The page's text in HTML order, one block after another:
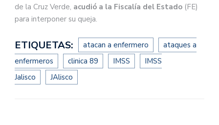
de la Cruz Verde, acudió a la Fiscalía del Estado (FE)
para interponer su queja.
ETIQUETAS: atacan a enfermero
ataques a
enfermeros
clinica 89 IMSS
IMSS
Jalisco
JAlisco